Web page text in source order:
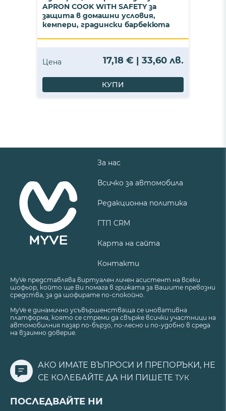
APRON COOK WITH SAFETY за
защита в домашни условия,
кемпери, градински барбекюта
Цена 17,18 € | 33,60 лв.
КУПИ
За нас
Всичко за автомобила
Редакционна политика
ГТП CRM
Карта на сайта
Контакти
MyVe представлява виртуален личен асистент на всеки
шофьор, който ще Ви помага в грижата за Вашите превозни
средства, за да шофирате по-спокойно.
MyVe е динамично усъвършенстваща се иновативна
платформа, която се стреми да свърже всички участници на
автомобилния пазар по-бързо, по-лесно и по-удобно в среда
на взаимно доверие.
АКО ИМАТЕ ВЪПРОСИ И ПРЕПОРЪКИ, НЕ
СЕ КОЛЕБАЙТЕ ДА НИ ПИШЕТЕ ТУК
ПОСЛЕДВАЙТЕ НИ